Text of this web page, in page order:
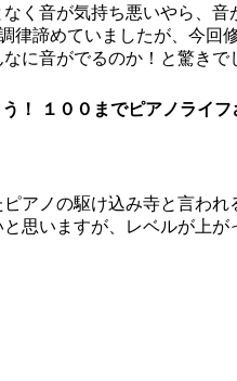
く音が気持ち悪いやら、
諦めていましたが、今回
に音がでるのか！と驚きで
！ １００までピアノライフ
ノの駆け込み寺と言わ
思いますが、レベルが上